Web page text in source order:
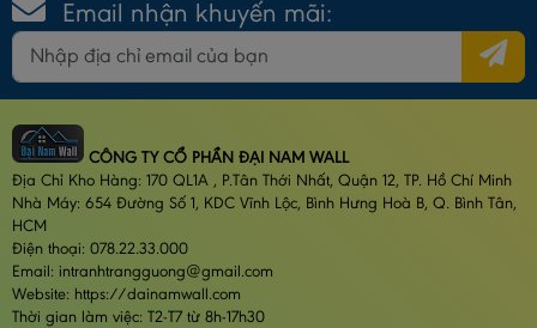
Email nhận khuyến mãi:
CÔNG TY CỔ PHẦN ĐẠI NAM WALL
Địa Chỉ Kho Hàng: 170 QL1A , P.Tân Thới Nhất, Quận 12, TP. Hồ Chí Minh
Nhà Máy: 654 Đường Số 1, KDC Vĩnh Lộc, Bình Hưng Hoà B, Q. Bình Tân,
HCM
Điện thoại: 078.22.33.000
Email: intranhtrangguong@gmail.com
Website: https://dainamwall.com
Thời gian làm việc: T2-T7 từ 8h-17h30